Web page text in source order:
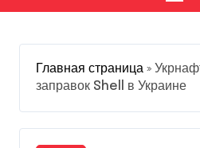
Главная страница »
заправок Shell в Украине